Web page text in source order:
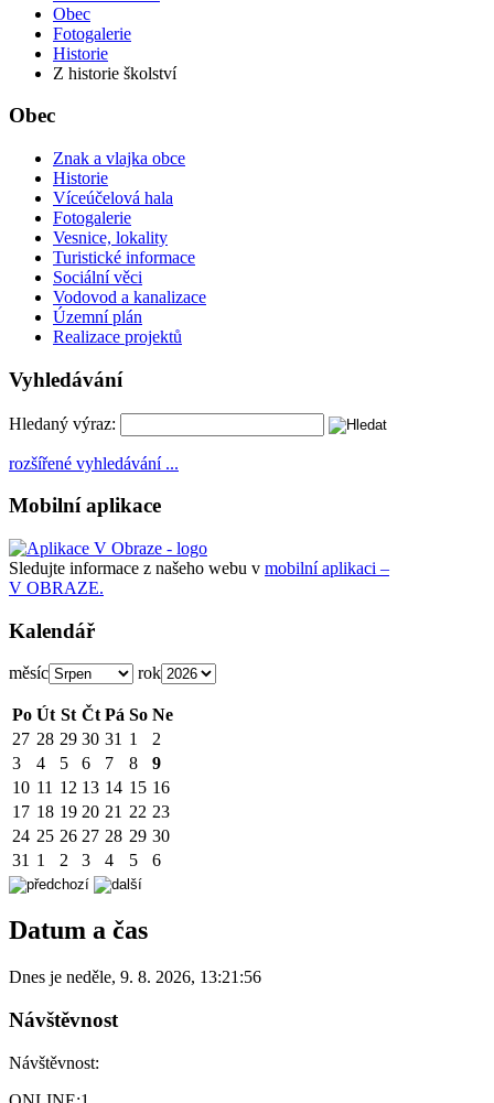
Obec
Fotogalerie
Historie
Z historie školství
Obec
Znak a vlajka obce
Historie
Víceúčelová hala
Fotogalerie
Vesnice, lokality
Turistické informace
Sociální věci
Vodovod a kanalizace
Územní plán
Realizace projektů
Vyhledávání
Hledaný výraz:
rozšířené vyhledávání ...
Mobilní aplikace
Sledujte informace z našeho webu v mobilní aplikaci –
V OBRAZE.
Kalendář
měsíc rok
Po Út St Čt Pá So Ne
27 28 29 30 31 1
2
3
4 5 6 7 8
9
10 11 12 13 14 15 16
17 18 19 20 21 22 23
24 25 26 27 28 29 30
31 1 2 3 4 5 6
Datum a čas
Dnes je neděle, 9. 8. 2026, 13:21:56
Návštěvnost
Návštěvnost: